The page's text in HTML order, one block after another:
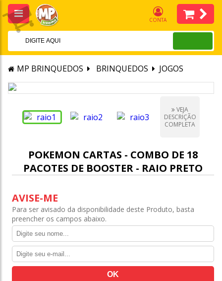
CONTA
MP BRINQUEDOS BRINQUEDOS JOGOS
VEJA
DESCRIÇÃO
COMPLETA
POKEMON CARTAS - COMBO DE 18
PACOTES DE BOOSTER - RAIO PRETO
AVISE-ME
Para ser avisado da disponibilidade deste Produto, basta
preencher os campos abaixo.